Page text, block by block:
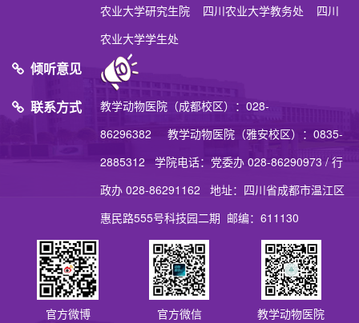
农业大学研究生院
四川农业大学教务处
四川
农业大学学生处
倾听意见
联系方式
教学动物医院（成都校区）：028-
86296382 教学动物医院（雅安校区）：0835-
2885312 学院电话：党委办 028-86290973 / 行
政办 028-86291162 地址：四川省成都市温江区
惠民路555号科技园二期 邮编：611130
官方微博 官方微信 教学动物医院